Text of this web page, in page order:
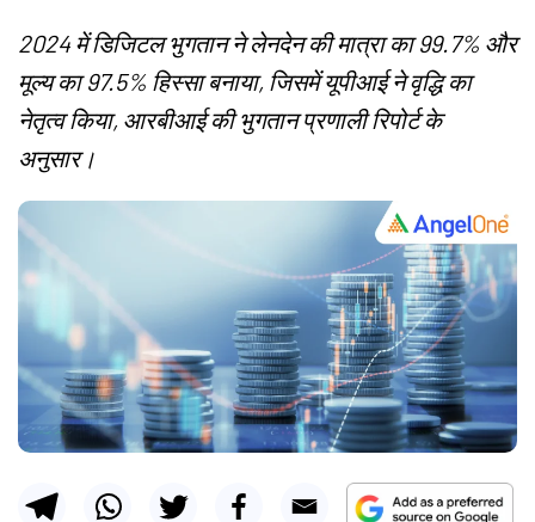
2024 में डिजिटल भुगतान ने लेनदेन की मात्रा का 99.7% और
मूल्य का 97.5% हिस्सा बनाया, जिसमें यूपीआई ने वृद्धि का
नेतृत्व किया, आरबीआई की भुगतान प्रणाली रिपोर्ट के
अनुसार।